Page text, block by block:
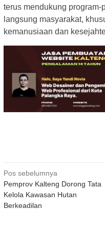
terus mendukung
langsung masyarakat,
kemanusiaan dan
Navigasi
pos
Pos sebelumnya
Pemprov Kalteng Dorong Tata
Kelola Kawasan Hutan
Berkeadilan